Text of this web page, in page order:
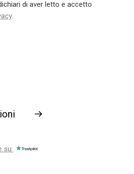
di aver letto e accetto
.
→
su